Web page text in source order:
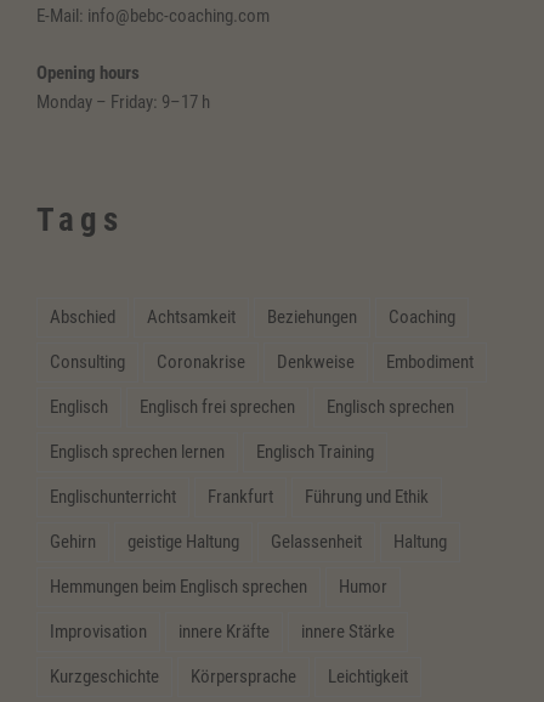
E-Mail: info@bebc-coaching.com
Opening hours
Monday – Friday: 9–17 h
Tags
Abschied Achtsamkeit Beziehungen Coaching
Consulting Coronakrise Denkweise Embodiment
Englisch Englisch frei sprechen Englisch sprechen
Englisch sprechen lernen Englisch Training
Englischunterricht Frankfurt Führung und Ethik
Gehirn geistige Haltung Gelassenheit Haltung
Hemmungen beim Englisch sprechen Humor
Improvisation innere Kräfte innere Stärke
Kurzgeschichte Körpersprache Leichtigkeit